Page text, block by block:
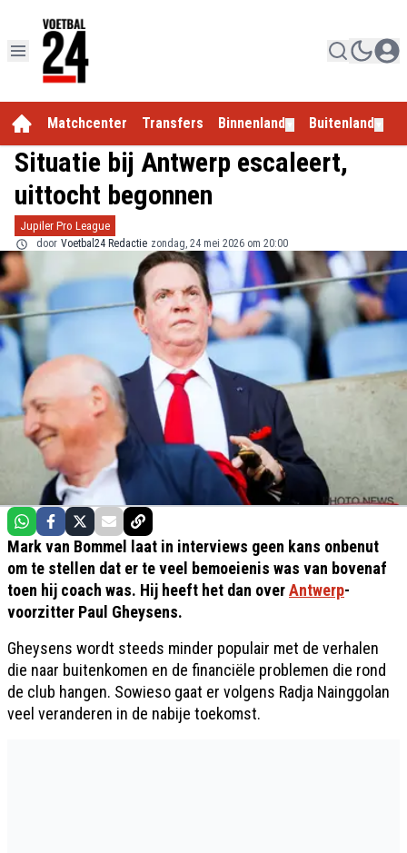
Matchcenter Transfers Binnenland Buitenland
Situatie bij Antwerp escaleert,
uittocht begonnen
Jupiler Pro League
door Voetbal24 Redactie zondag, 24 mei 2026 om 20:00
Mark van Bommel laat in interviews geen kans onbenut
om te stellen dat er te veel bemoeienis was van bovenaf
toen hij coach was. Hij heeft het dan overAntwerp-
voorzitter Paul Gheysens.
Gheysens wordt steeds minder populair met de verhalen
die naar buitenkomen en de financiële problemen die rond
de club hangen. Sowieso gaat er volgens Radja Nainggolan
veel veranderen in de nabije toekomst.